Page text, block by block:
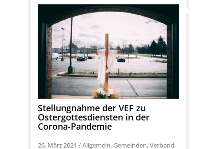
Stellungnahme der VEF zu
Ostergottesdiensten in der
Corona-Pandemie
26. März 2021 /Allgemein, Gemeinden,Verband,